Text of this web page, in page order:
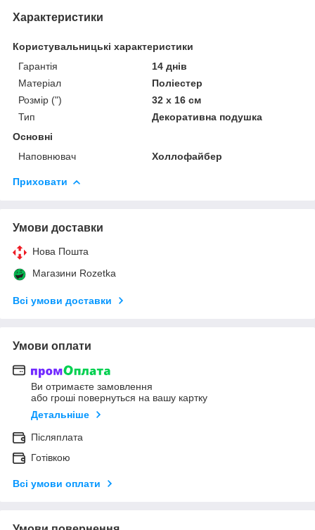
Характеристики
Користувальницькі характеристики
Гарантія
14 днів
Матеріал
Поліестер
Розмір (")
32 х 16 см
Тип
Декоративна подушка
Основні
Наповнювач
Холлофайбер
Приховати
Умови доставки
Нова Пошта
Магазини Rozetka
Всі умови доставки
Умови оплати
Ви отримаєте замовлення
або гроші повернуться на вашу картку
Детальніше
Післяплата
Готівкою
Всі умови оплати